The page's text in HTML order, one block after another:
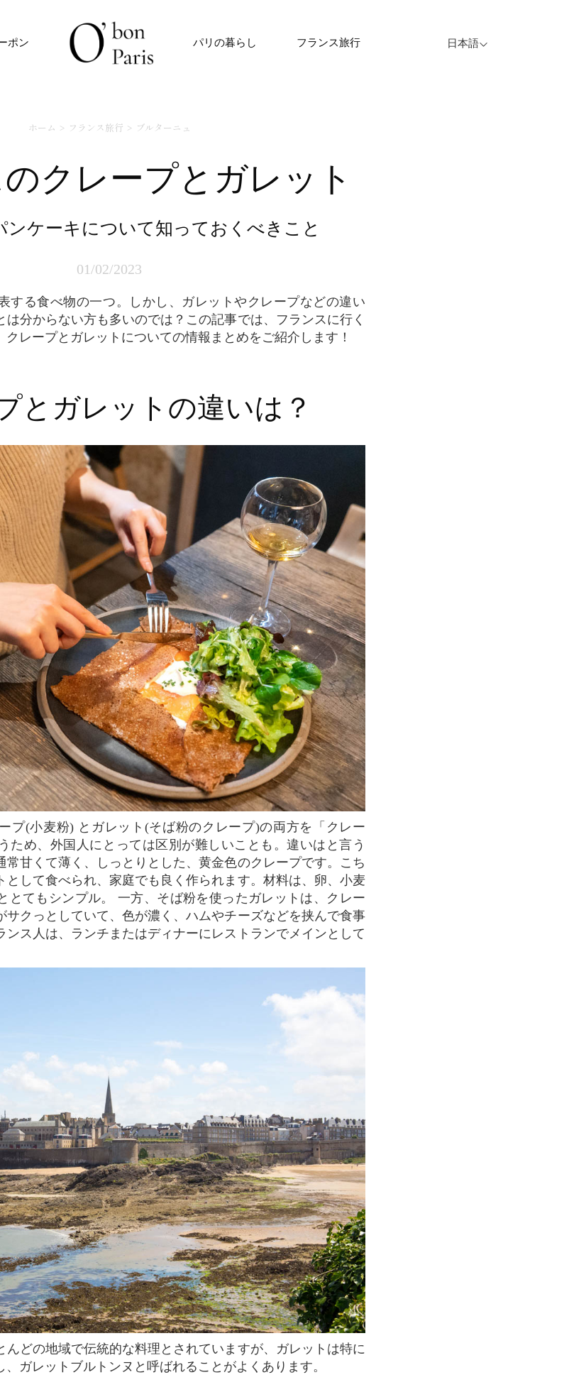
ポン パリの暮らし フランス旅行 日本語
ホーム フランス旅行 ブルターニュ
のクレープとガレット
ンケーキについて知っておくべきこと
01/02/2023
分からない方も多いのでは？この記事では、フランスに行く
レープとガレットについての情報まとめをご紹介します！
プとガレットの違いは？
ため、外国人にとっては区別が難しいことも。違いはと言う
常甘くて薄く、しっとりとした、黄金色のクレープです。こち
として食べられ、家庭でも良く作られます。材料は、卵、小麦
とてもシンプル。 一方、そば粉を使ったガレットは、クレー
サクっとしていて、色が濃く、ハムやチーズなどを挟んで食事
ンス人は、ランチまたはディナーにレストランでメインとして
ガレットブルトンヌと呼ばれることがよくあります。